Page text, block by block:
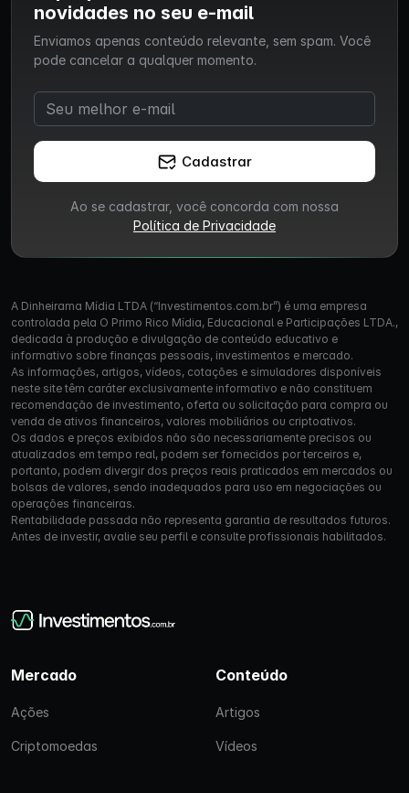
novidades no seu e-mail
Enviamos apenas conteúdo relevante, sem spam. Você
pode cancelar a qualquer momento.
Cadastrar
Ao se cadastrar, você concorda com nossa
Política de Privacidade
A Dinheirama Mídia LTDA (“Investimentos.com.br”) é uma empresa
controlada pela O Primo Rico Mídia, Educacional e Participações LTDA.,
dedicada à produção e divulgação de conteúdo educativo e
informativo sobre finanças pessoais, investimentos e mercado.
As informações, artigos, vídeos, cotações e simuladores disponíveis
neste site têm caráter exclusivamente informativo e não constituem
recomendação de investimento, oferta ou solicitação para compra ou
venda de ativos financeiros, valores mobiliários ou criptoativos.
Os dados e preços exibidos não são necessariamente precisos ou
atualizados em tempo real, podem ser fornecidos por terceiros e,
portanto, podem divergir dos preços reais praticados em mercados ou
bolsas de valores, sendo inadequados para uso em negociações ou
operações financeiras.
Rentabilidade passada não representa garantia de resultados futuros.
Antes de investir, avalie seu perfil e consulte profissionais habilitados.
Mercado
Ações
Criptomoedas
Conteúdo
Artigos
Vídeos